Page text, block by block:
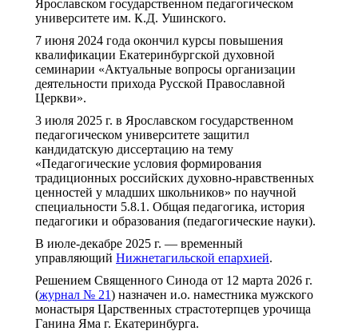
Ярославском государственном педагогическом
университете им. К.Д. Ушинского.
7 июня 2024 года окончил курсы повышения
квалификации Екатеринбургской духовной
семинарии «Актуальные вопросы организации
деятельности прихода Русской Православной
Церкви».
3 июля 2025 г. в Ярославском государственном
педагогическом университете защитил
кандидатскую диссертацию на тему
«Педагогические условия формирования
традиционных российских духовно-нравственных
ценностей у младших школьников» по научной
специальности 5.8.1. Общая педагогика, история
педагогики и образования (педагогические науки).
В июле-декабре 2025 г. — временный
управляющий Нижнетагильской епархией.
Решением Священного Синода от 12 марта 2026 г.
(журнал № 21) назначен и.о. наместника мужского
монастыря Царственных страстотерпцев урочища
Ганина Яма г. Екатеринбурга.